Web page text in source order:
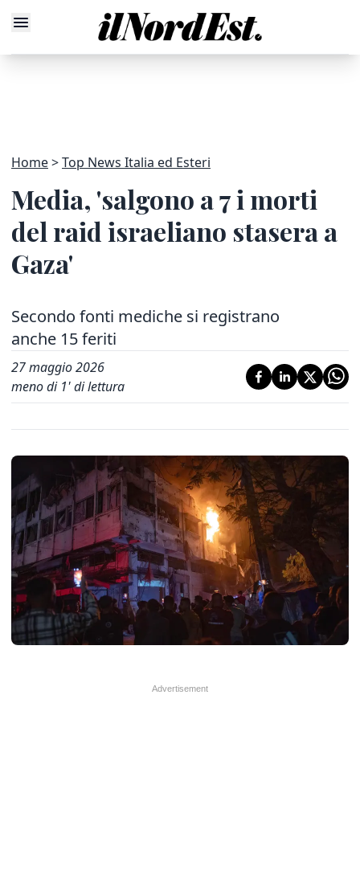
Home Top News Italia ed Esteri
Media, 'salgono a 7 i morti
del raid israeliano stasera a
Gaza'
Secondo fonti mediche si registrano
anche 15 feriti
27 maggio 2026
meno di 1' di lettura